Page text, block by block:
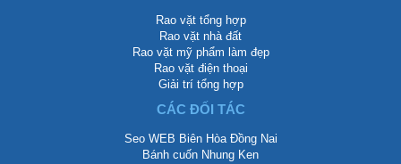
Rao vặt tổng hợp
Rao vặt nhà đất
Rao vặt mỹ phẩm làm đẹp
Rao vặt điện thoại
Giải trí tổng hợp
CÁC ĐỐI TÁC
Seo WEB Biên Hòa Đồng Nai
Bánh cuốn Nhung Ken